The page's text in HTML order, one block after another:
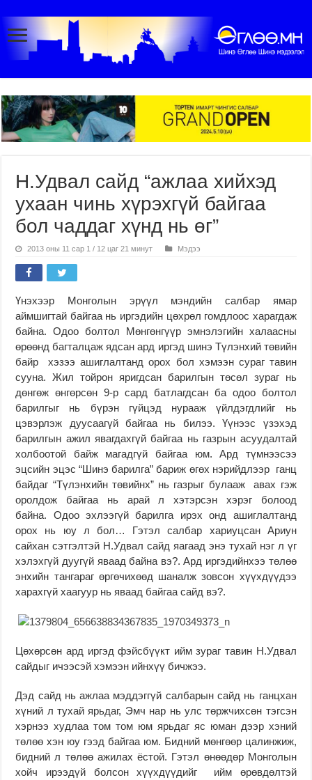
Н.Удвал сайд “ажлаа хийхэд
ухаан чинь хүрэхгүй байгаа
бол чаддаг хүнд нь өг”
2013 оны 11 сар 1 / 12 цаг 21 минут Мэдээ
Үнэхээр Монголын эрүүл мэндийн салбар ямар
аймшигтай байгаа нь иргэдийн цөхрөл гомдлоос харагдаж
байна. Одоо болтол Мөнгөнгүүр эмнэлэгийн халаасны
өрөөнд багталцаж ядсан ард иргэд шинэ Түлэнхий төвийн
байр хэзээ ашиглалтанд орох бол хэмээн сураг тавин
сууна. Жил тойрон яригдсан барилгын төсөл зураг нь
дөнгөж өнгөрсөн 9-р сард батлагдсан ба одоо болтол
барилгыг нь бүрэн гүйцэд нурааж үйлдэгдлийг нь
цэвэрлэж дуусаагүй байгаа нь билээ. Үүнээс үзэхэд
барилгын ажил явагдахгүй байгаа нь газрын асуудалтай
холбоотой байж магадгүй байгаа юм. Ард түмнээсээ
эцсийн эцэс “Шинэ барилга” бариж өгөх нэрийдлээр ганц
байдаг “Түлэнхийн төвийнх” нь газрыг булааж авах гэж
оролдож байгаа нь арай л хэтэрсэн хэрэг болоод
байна. Одоо эхлээгүй барилга ирэх онд ашиглалтанд
орох нь юу л бол… Гэтэл салбар хариуцсан Ариун
сайхан сэтгэлтэй Н.Удвал сайд яагаад энэ тухай нэг л үг
хэлэхгүй дуугүй яваад байна вэ?. Ард иргэдийнхээ төлөө
энхийн тангараг өргөчихөөд шаналж зовсон хүүхдүүдээ
харахгүй хаагуур нь яваад байгаа сайд вэ?.
Цөхөрсөн ард иргэд фэйсбүүкт ийм зураг тавин Н.Удвал
сайдыг ичээсэй хэмээн ийнхүү бичжээ.
Дэд сайд нь ажлаа мэддэггүй салбарын сайд нь ганцхан
хүний л тухай ярьдаг, Эмч нар нь улс төржчихсөн тэгсэн
хэрнээ худлаа том том юм ярьдаг яс юман дээр хэний
төлөө хэн юу гээд байгаа юм. Бидний мөнгөөр цалинжиж,
бидний л төлөө ажилах ёстой. Гэтэл өнөөдөр Монголын
хойч ирээдүй болсон хүүхдүүдийг ийм өрөвдөлтэй